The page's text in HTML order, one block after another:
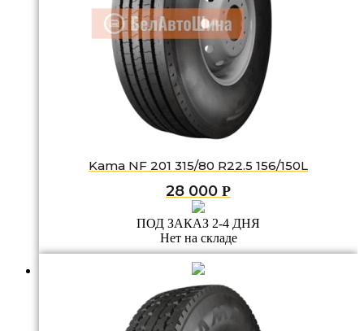
Kama NF 201 315/80 R22.5 156/150L
28 000 Р
ПОД ЗАКАЗ 2-4 ДНЯ
Нет на складе